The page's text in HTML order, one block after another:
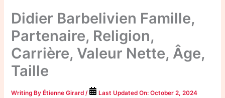
Didier Barbelivien Famille,
Partenaire, Religion,
Carrière, Valeur Nette, Âge,
Taille
Writing ByÉtienne Girard / Last Updated On:October 2, 2024